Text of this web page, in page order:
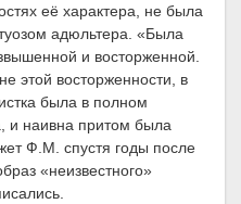
её характера, не была
адюльтера. «Была
и восторженной.
этой восторженности, в
была в полном
и наивна притом была
Ф.М. спустя годы после
«неизвестного»